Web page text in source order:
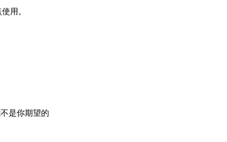
用。
是你期望的